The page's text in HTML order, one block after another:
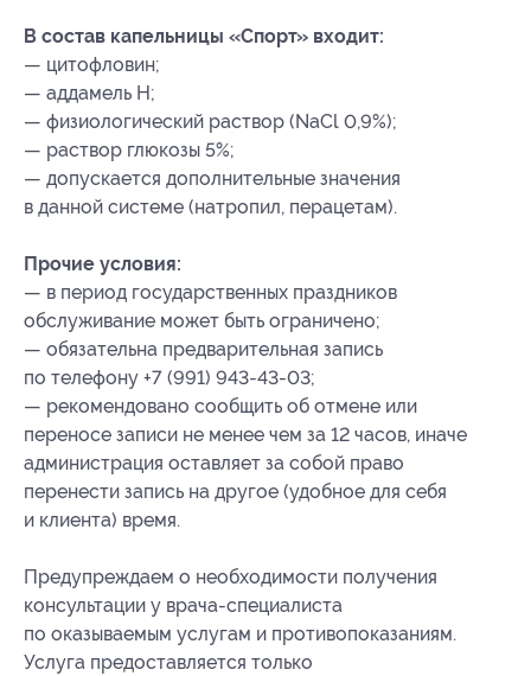
В состав капельницы «Спорт» входит:
— цитофловин;
— аддамель Н;
— физиологический раствор (NaCl 0,9%);
— раствор глюкозы 5%;
— допускается дополнительные значения
в данной системе (натропил, перацетам).
Прочие условия:
— в период государственных праздников
обслуживание может быть ограничено;
— обязательна предварительная запись
по телефону +7 (991) 943-43-03;
— рекомендовано сообщить об отмене или
переносе записи не менее чем за 12 часов, иначе
администрация оставляет за собой право
перенести запись на другое (удобное для себя
и клиента) время.
Предупреждаем о необходимости получения
консультации у врача-специалиста
по оказываемым услугам и противопоказаниям.
Услуга предоставляется только